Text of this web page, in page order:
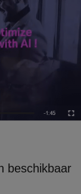
beschikbaar